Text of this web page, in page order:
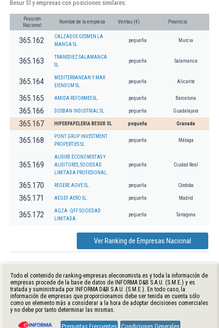
Besur Sl y empresas con posiciones similares:
Posición
Nacional
Nombre de la empresa Ventas (€) Provincia
365.162
CALZADOS GESMEN LA
MANGA SL
pequeña Murcia
365.163
TRANSDIEZ SALAMANCA
SL
pequeña Salamanca
365.164
MEDITERRANEAN Y MAR
EIENDOM SL.
pequeña Alicante
365.165 AMIDA REFORMES SL. pequeña Barcelona
365.166 DOSBAN INDUSTRIAL SL pequeña Guadalajara
365.167 HIPERPAPELERIA BESUR SL pequeña Granada
365.168
PONT GRUP INVESTMENT
PROPERTIES SL.
pequeña Málaga
365.169
AUDIRE ECONOMISTAS Y
AUDITORES, SOCIEDAD
LIMITADA PROFESIONAL.
pequeña Ciudad Real
365.170 REGERE AOVE SL. pequeña Córdoba
365.171 AEGEF AERO SL. pequeña Madrid
365.172
AGZA - QFF SOCIEDAD
LIMITADA.
pequeña Tarragona
Ver Ranking de Empresas Nacional
Todo el contenido de ranking-empresas.eleconomista.es y toda la información de
empresas procede de la base de datos de INFORMA D&B S.A.U. (S.M.E.) y es
tratada y suministrada por INFORMA D&B S.A.U. (S.M.E.). En todo caso, la
información de empresas que proporcionamos debe ser tenida en cuenta sólo
como un elemento más a considerar a la hora de adoptar decisiones comerciales
y no debe por tanto determinar las mismas.
Preguntas Frecuentes Condiciones Generales